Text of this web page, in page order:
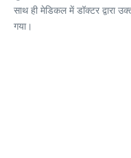
साथ ही मेडिकल में डॉक्टर द्वारा
गया।